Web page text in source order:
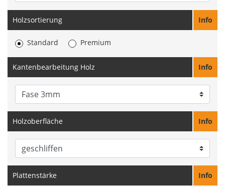
Holzsortierung Info
Standard Premium
Kantenbearbeitung Holz Info
Holzoberfläche Info
Plattenstärke Info